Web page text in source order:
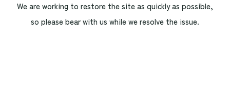
We are working to restore the site as quickly as possible,
so please bear with us while we resolve the issue.